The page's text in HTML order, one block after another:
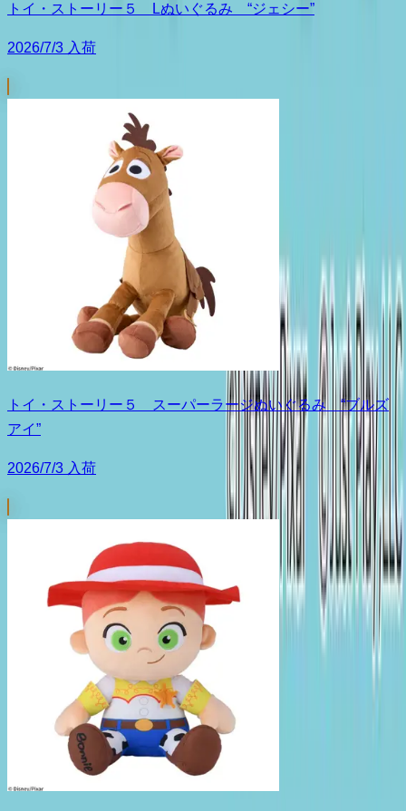
トイ・ストーリー５ Lぬいぐるみ “ジェシー”
2026/7/3 入荷
トイ・ストーリー５ スーパーラージぬいぐるみ “ブルズ
アイ”
2026/7/3 入荷